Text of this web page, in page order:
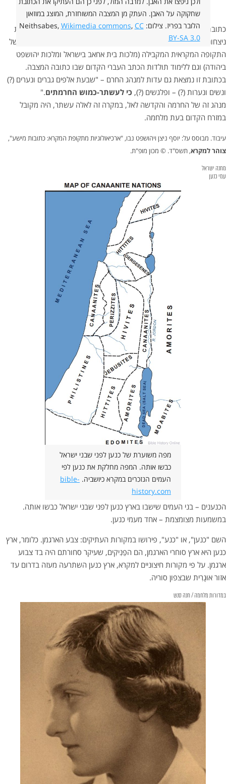
שחקוקה על האבן. העתק מן המצבה המשוחזרת, המוצג במוזאון
הלובר בפריז. צילום: Neithsabes,
Wikimedia commons, CC
BY-SA 3.0
כתובת מישע היא מצבת זיכרון של מישע מלך מואב, שבה המלך מתאר את
ניצחונותיו על יהודה ועל ישראל. הכתובת חשובה גם להבנת ההיסטוריה של
התקופה המקראית המקבילה (מלכות בית אחאב בישראל ומלכות יהושפט
ביהודה) וגם ללימוד תולדות הכתב העברי הקדום שבו כתובה המצבה.
בכתובת זו נמצאת גם עדות למנהג החרם – "שבעת אלפים גברים ונערים (?)
ונשים ונערות (?) – ופלגשים (?), כי לעשתר-כמוש החרמתים."
מנהג זה של החרמה והקדשה לאל, במקרה זה לאלה עשתר, היה מקובל
במזרח הקדום בעת מלחמה.
עיבוד. מבוסס על: יוסף ניצן ויהושפט נבו, "ארכיאולוגיות מתקופת המקרא: כתובות מישע",
צוהר למקרא, תשס"ד. © מכון מופ"ת.
מחנה ישראל
עמי כנען
מפה משוערת של כנען לפני שבני ישראל
כבשו אותה. המפה מחלקת את כנען לפי
העמים הנזכרים במקרא כיושביה. bible-
history.com
הכנענים – בני העמים שישבו בארץ כנען לפני שבני ישראל כבשו אותה.
במשמעות מצומצמת – אחד מעמי כנען.
השם "כנען", או "כנע", פירושו במקורות העתיקים: צבע הארגמן. כלומר, ארץ
כנען היא ארץ סוחרי הארגמן, הם הפֵנִיקִים, שעיקר סחורתם היה בד צבוע
ארגמן. על פי מקורות חיצוניים למקרא, ארץ כנען השתרעה מעזה בדרום עד
אזור אוּגָרִית שבצפון סוריה.
במדורות מלחמה / חנה סנש